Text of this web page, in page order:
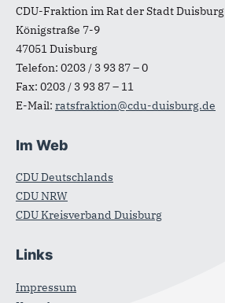
CDU-Fraktion im Rat der Stadt Duisburg
Königstraße 7-9
47051Duisburg
Telefon: 0203 / 3 93 87 – 0
Fax: 0203 / 3 93 87 – 11
E-Mail: ratsfraktion@cdu-duisburg.de
Im Web
CDU Deutschlands
CDU NRW
CDU Kreisverband Duisburg
Links
Impressum